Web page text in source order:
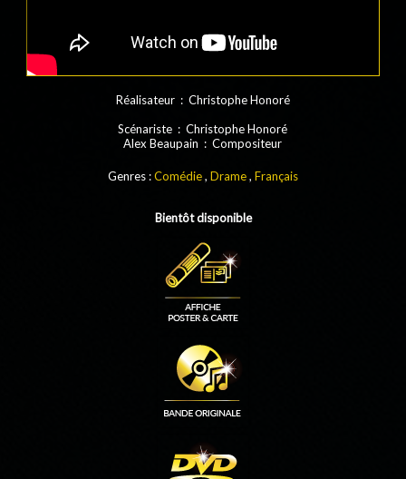
Réalisateur : Christophe Honoré
Scénariste : Christophe Honoré
Alex Beaupain : Compositeur
Genres :Comédie, Drame, Français
Bientôt disponible